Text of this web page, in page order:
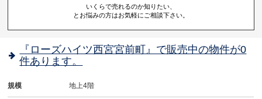
いくらで売れるのか知りたい、
とお悩みの方はお気軽にご相談下さい。
『ローズハイツ西宮宮前町』で販売中の物件が0
件あります。
規模 地上4階